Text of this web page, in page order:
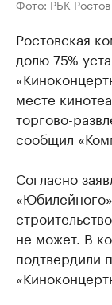
Фото: РБК Ростов
Ростовская
долю 75%
месте
торгово-
сообщил
Согласно
не может. В
подтвердили